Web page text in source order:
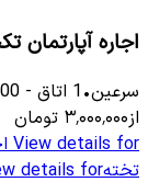
اجاره
سرعین•
1 اتاق -
از۳٬۰۰۰٬۰۰۰ تومان
View details for
تختهdetails for